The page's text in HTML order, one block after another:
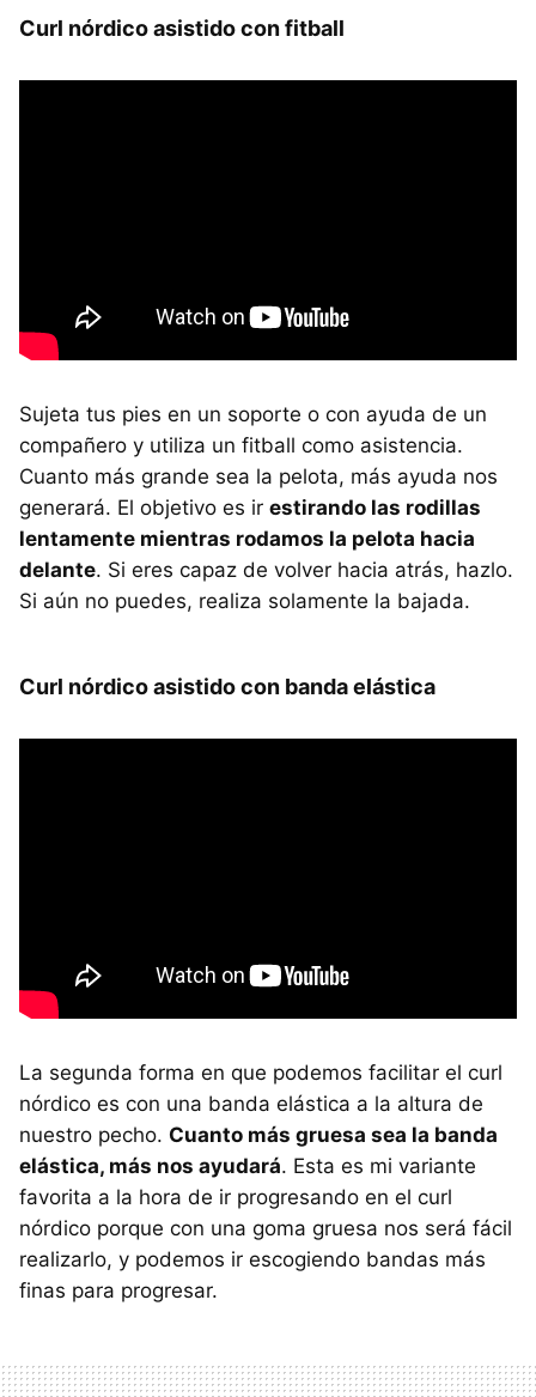
Curl nórdico asistido con fitball
Sujeta tus pies en un soporte o con ayuda de un
compañero y utiliza un fitball como asistencia.
Cuanto más grande sea la pelota, más ayuda nos
generará. El objetivo es ir estirando las rodillas
lentamente mientras rodamos la pelota hacia
delante. Si eres capaz de volver hacia atrás, hazlo.
Si aún no puedes, realiza solamente la bajada.
Curl nórdico asistido con banda elástica
La segunda forma en que podemos facilitar el curl
nórdico es con una banda elástica a la altura de
nuestro pecho. Cuanto más gruesa sea la banda
elástica, más nos ayudará. Esta es mi variante
favorita a la hora de ir progresando en el curl
nórdico porque con una goma gruesa nos será fácil
realizarlo, y podemos ir escogiendo bandas más
finas para progresar.